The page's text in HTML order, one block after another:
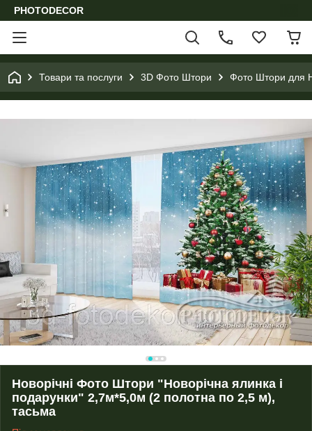
PHOTODECOR
Товари та послуги 3D Фото Штори Фото Штори для
Новорічні Фото Штори "Новорічна ялинка і
подарунки" 2,7м*5,0м (2 полотна по 2,5 м),
тасьма